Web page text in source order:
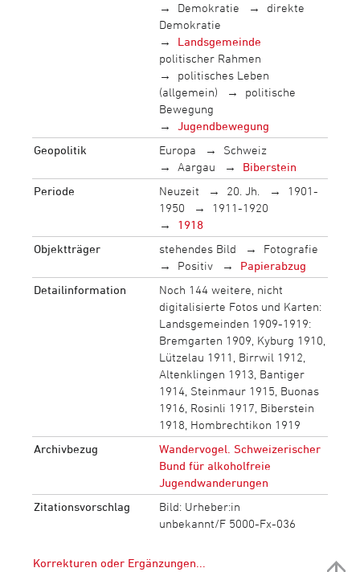
Demokratie
direkte
Demokratie
Landsgemeinde
politischer Rahmen
politisches Leben
(allgemein)
politische
Bewegung
Jugendbewegung
Geopolitik
Europa
Schweiz
Aargau
Biberstein
Periode
Neuzeit 20. Jh.
1901-
1950
1911-1920
1918
Objektträger
stehendes Bild
Fotografie
Positiv
Papierabzug
Detailinformation
Noch 144 weitere, nicht
digitalisierte Fotos und Karten:
Landsgemeinden 1909-1919:
Bremgarten 1909, Kyburg 1910,
Lützelau 1911, Birrwil 1912,
Altenklingen 1913, Bantiger
1914, Steinmaur 1915, Buonas
1916, Rosinli 1917, Biberstein
1918, Hombrechtikon 1919
Archivbezug
Wandervogel. Schweizerischer
Bund für alkoholfreie
Jugendwanderungen
Zitationsvorschlag
Bild: Urheber:in
unbekannt/F 5000-Fx-036
Korrekturen oder Ergänzungen...